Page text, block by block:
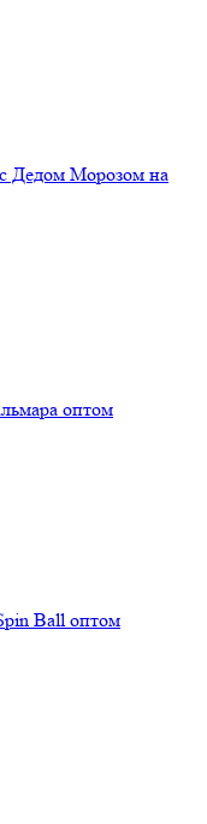
Дедом Морозом на
оптом
Ball оптом